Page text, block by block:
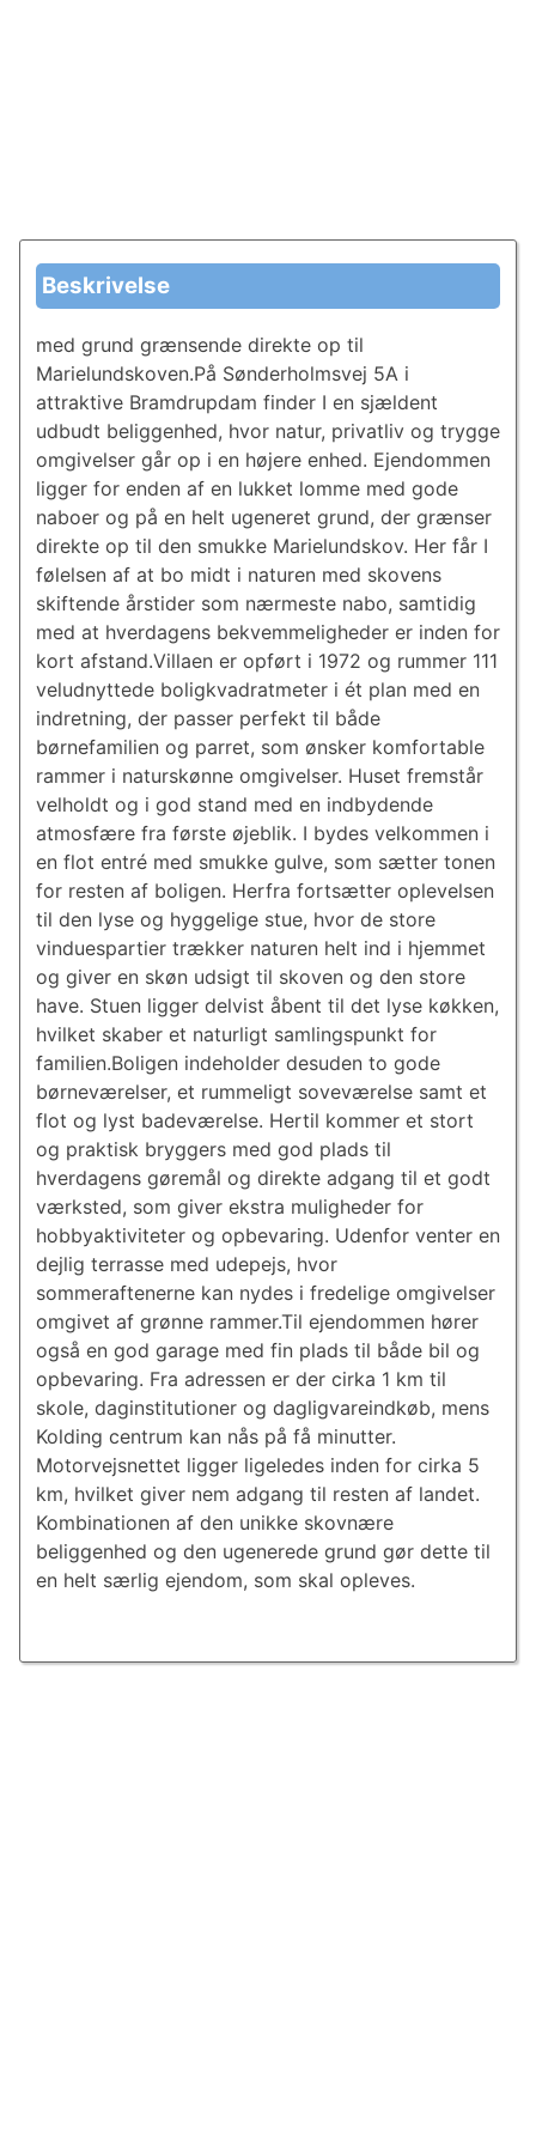
Beskrivelse
med grund grænsende direkte op til
Marielundskoven.På Sønderholmsvej 5A i
attraktive Bramdrupdam finder I en sjældent
udbudt beliggenhed, hvor natur, privatliv og trygge
omgivelser går op i en højere enhed. Ejendommen
ligger for enden af en lukket lomme med gode
naboer og på en helt ugeneret grund, der grænser
direkte op til den smukke Marielundskov. Her får I
følelsen af at bo midt i naturen med skovens
skiftende årstider som nærmeste nabo, samtidig
med at hverdagens bekvemmeligheder er inden for
kort afstand.Villaen er opført i 1972 og rummer 111
veludnyttede boligkvadratmeter i ét plan med en
indretning, der passer perfekt til både
børnefamilien og parret, som ønsker komfortable
rammer i naturskønne omgivelser. Huset fremstår
velholdt og i god stand med en indbydende
atmosfære fra første øjeblik. I bydes velkommen i
en flot entré med smukke gulve, som sætter tonen
for resten af boligen. Herfra fortsætter oplevelsen
til den lyse og hyggelige stue, hvor de store
vinduespartier trækker naturen helt ind i hjemmet
og giver en skøn udsigt til skoven og den store
have. Stuen ligger delvist åbent til det lyse køkken,
hvilket skaber et naturligt samlingspunkt for
familien.Boligen indeholder desuden to gode
børneværelser, et rummeligt soveværelse samt et
flot og lyst badeværelse. Hertil kommer et stort
og praktisk bryggers med god plads til
hverdagens gøremål og direkte adgang til et godt
værksted, som giver ekstra muligheder for
hobbyaktiviteter og opbevaring. Udenfor venter en
dejlig terrasse med udepejs, hvor
sommeraftenerne kan nydes i fredelige omgivelser
omgivet af grønne rammer.Til ejendommen hører
også en god garage med fin plads til både bil og
opbevaring. Fra adressen er der cirka 1 km til
skole, daginstitutioner og dagligvareindkøb, mens
Kolding centrum kan nås på få minutter.
Motorvejsnettet ligger ligeledes inden for cirka 5
km, hvilket giver nem adgang til resten af landet.
Kombinationen af den unikke skovnære
beliggenhed og den ugenerede grund gør dette til
en helt særlig ejendom, som skal opleves.